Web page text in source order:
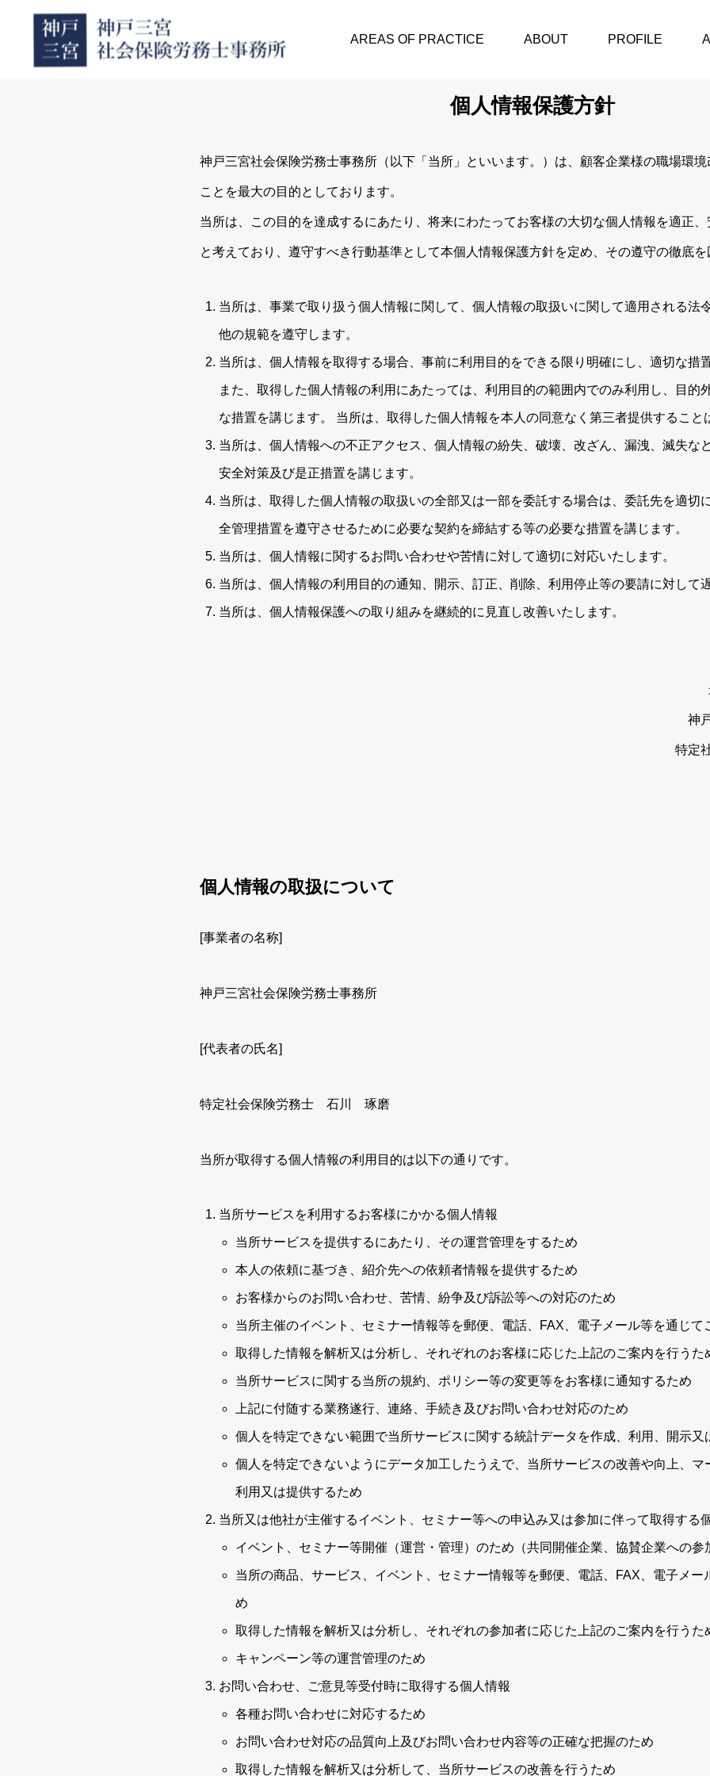
AREAS OF PRACTICE ABOUT PROFILE
個人情報保護方針
神戸三宮社会保険労務士事務所（以下「当所」といいます。）は、顧客企業様の職場環
ことを最大の目的としております。
当所は、この目的を達成するにあたり、将来にわたってお客様の大切な個人情報を適正
と考えており、遵守すべき行動基準として本個人情報保護方針を定め、その遵守の徹底を
当所は、事業で取り扱う個人情報に関して、個人情報の取扱いに関して適用される法
他の規範を遵守します。
当所は、個人情報を取得する場合、事前に利用目的をできる限り明確にし、適切な措
また、取得した個人情報の利用にあたっては、利用目的の範囲内でのみ利用し、目的
な措置を講じます。 当所は、取得した個人情報を本人の同意なく第三者提供すること
当所は、個人情報への不正アクセス、個人情報の紛失、破壊、改ざん、漏洩、滅失な
安全対策及び是正措置を講じます。
当所は、取得した個人情報の取扱いの全部又は一部を委託する場合は、委託先を適切
全管理措置を遵守させるために必要な契約を締結する等の必要な措置を講じます。
当所は、個人情報に関するお問い合わせや苦情に対して適切に対応いたします。
当所は、個人情報の利用目的の通知、開示、訂正、削除、利用停止等の要請に対して
当所は、個人情報保護への取り組みを継続的に見直し改善いたします。
神
特定
個人情報の取扱について
[事業者の名称]
神戸三宮社会保険労務士事務所
[代表者の氏名]
特定社会保険労務士 石川 琢磨
当所が取得する個人情報の利用目的は以下の通りです。
当所サービスを利用するお客様にかかる個人情報
当所サービスを提供するにあたり、その運営管理をするため
本人の依頼に基づき、紹介先への依頼者情報を提供するため
お客様からのお問い合わせ、苦情、紛争及び訴訟等への対応のため
当所主催のイベント、セミナー情報等を郵便、電話、FAX、電子メール等を通じて
取得した情報を解析又は分析し、それぞれのお客様に応じた上記のご案内を行うた
当所サービスに関する当所の規約、ポリシー等の変更等をお客様に通知するため
上記に付随する業務遂行、連絡、手続き及びお問い合わせ対応のため
個人を特定できない範囲で当所サービスに関する統計データを作成、利用、開示又
個人を特定できないようにデータ加工したうえで、当所サービスの改善や向上、マ
利用又は提供するため
当所又は他社が主催するイベント、セミナー等への申込み又は参加に伴って取得する
イベント、セミナー等開催（運営・管理）のため（共同開催企業、協賛企業への参
当所の商品、サービス、イベント、セミナー情報等を郵便、電話、FAX、電子メー
め
取得した情報を解析又は分析し、それぞれの参加者に応じた上記のご案内を行うた
キャンペーン等の運営管理のため
お問い合わせ、ご意見等受付時に取得する個人情報
各種お問い合わせに対応するため
お問い合わせ対応の品質向上及びお問い合わせ内容等の正確な把握のため
取得した情報を解析又は分析して、当所サービスの改善を行うため